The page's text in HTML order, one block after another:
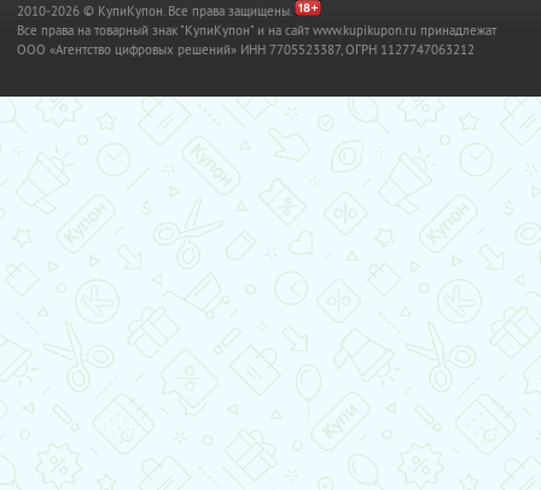
2010-2026 © КупиКупон. Все права защищены.
Все права на товарный знак "КупиКупон" и на сайт www.kupikupon.ru принадлежат
OOO «Агентство цифровых решений» ИНН 7705523387, ОГРН 1127747063212